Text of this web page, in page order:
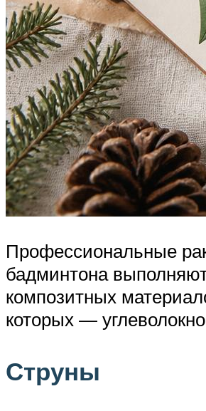
Профессиональные
бадминтона
композитных
которых —
Струны